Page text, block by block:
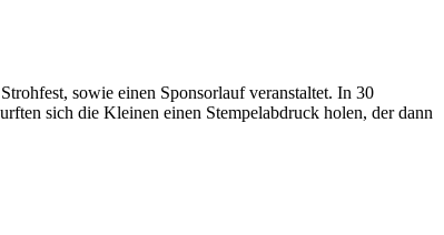
sowie einen Sponsorlauf veranstaltet. In 30
sich die Kleinen einen Stempelabdruck holen, der dann